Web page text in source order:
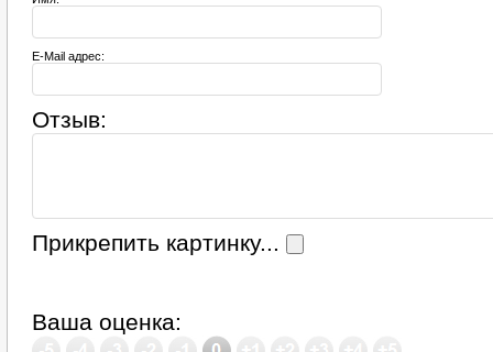
E-Mail адрес:
Отзыв:
Прикрепить картинку...
Ваша оценка: